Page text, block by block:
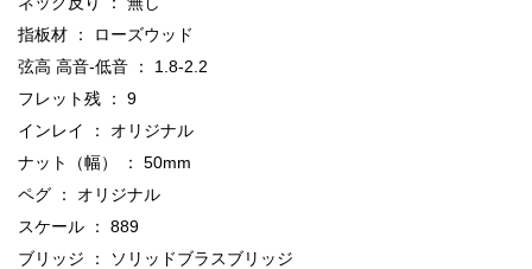
指板材 ： ローズウッド
弦高 高音-低音 ： 1.8-2.2
フレット残 ： 9
インレイ ： オリジナル
ナット（幅） ： 50mm
ペグ ： オリジナル
スケール ： 889
ブリッジ ： ソリッドブラスブリッジ